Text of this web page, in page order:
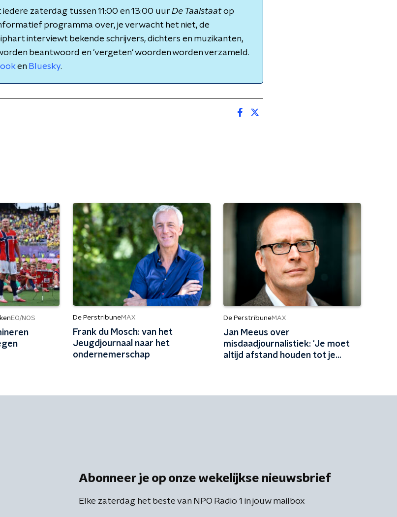
zaterdag tussen 11:00 en 13:00 uurDe Taalstaatop
informatief programma over, je verwacht het niet, de
interviewt bekende schrijvers, dichters en muzikanten,
beantwoord en 'vergeten' woorden worden verzameld.
en Bluesky.
EO/NOS De PerstribuneMAX
Frank du Mosch: van het
Jeugdjournaal naar het
ondernemerschap
De PerstribuneMAX
Jan Meeus over
misdaadjournalistiek: 'Je moet
altijd afstand houden tot je
Abonneer je op onze wekelijkse nieuwsbrief
Elke zaterdag het beste van NPO Radio 1 in jouw mailbox